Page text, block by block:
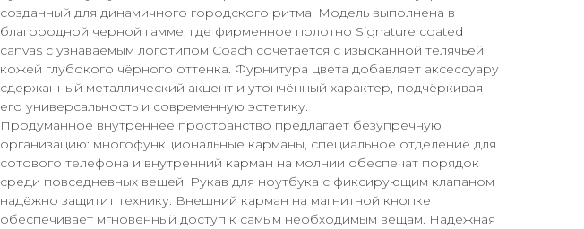
созданный для динамичного городского ритма. Модель выполнена в
благородной черной гамме, где фирменное полотно Signature coated
canvas с узнаваемым логотипом Coach сочетается с изысканной телячьей
кожей глубокого чёрного оттенка. Фурнитура цвета добавляет аксессуару
сдержанный металлический акцент и утончённый характер, подчёркивая
его универсальность и современную эстетику.
Продуманное внутреннее пространство предлагает безупречную
организацию: многофункциональные карманы, специальное отделение для
сотового телефона и внутренний карман на молнии обеспечат порядок
среди повседневных вещей. Рукав для ноутбука с фиксирующим клапаном
надёжно защитит технику. Внешний карман на магнитной кнопке
обеспечивает мгновенный доступ к самым необходимым вещам. Надёжная